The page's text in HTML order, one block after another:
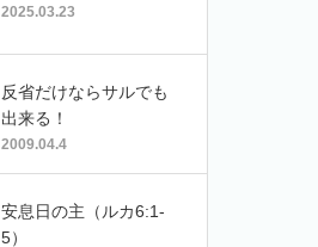
2025.03.23
反省だけならサルでも
出来る！
2009.04.4
安息日の主（ルカ6:1-
5）